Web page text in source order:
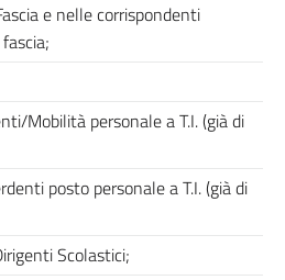
e nelle corrispondenti
Mobilità personale a T.I. (già di
posto personale a T.I. (già di
Scolastici;